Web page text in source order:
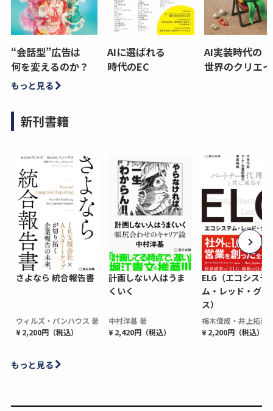
“会話型”広告は
何を変えるのか？
AIに選ばれる
時代のEC
AI実装時代の
世界のクリエ
もっと見る
新刊書籍
さよなら 統合報告書
ウィルズ・パンハウス 著
¥ 2,200円（税込）
計画しない人はうま
くいく
中村洋基 著
¥ 2,420円（税込）
ELG（エコシステ
ム・レッド・グロ
ス）
梅木俊成・井上拓海
¥ 2,200円（税込）
もっと見る